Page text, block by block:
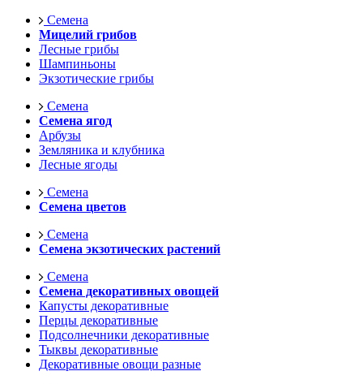
Семена
Мицелий грибов
Лесные грибы
Шампиньоны
Экзотические грибы
Семена
Семена ягод
Арбузы
Земляника и клубника
Лесные ягоды
Семена
Семена цветов
Семена
Семена экзотических растений
Семена
Семена декоративных овощей
Капусты декоративные
Перцы декоративные
Подсолнечники декоративные
Тыквы декоративные
Декоративные овощи разные